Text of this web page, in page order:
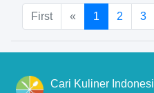
First « 1 2 3
Cari Kuliner